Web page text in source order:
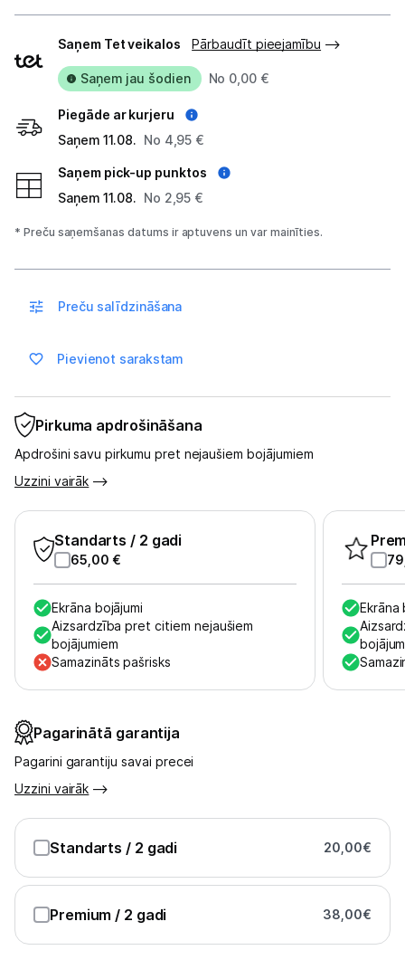
Bezvadu skaļruņi
Mikrofoni
Stacionārie datori un piederumi
Spēļu konsoles un piederumi
Projektori un ekrāni
Biroja piederumi
Telefoni, planšetdatori
Telefoni un aksesuāri
Planšetdatori un aksesuāri
Piederumi
Austiņas
Bezvadu skaļruņi
Viedierīces
Sadzīves tehnika
Sports un atpūta
Ražotāju atjaunota tehnika
veidi
Saņem Tet veikalos Pārbaudīt pieejamību
Saņem jau šodien No 0,00 €
Piegāde ar kurjeru
Saņem 11.08. No 4,95 €
Saņem pick-up punktos
Saņem 11.08. No 2,95 €
* Preču saņemšanas datums ir aptuvens un var mainīties.
Preču salīdzināšana
Pievienot sarakstam
Pirkuma apdrošināšana
Apdrošini savu pirkumu pret nejaušiem bojājumiem
Uzzini vairāk
Standarts / 2 gadi
65,00 €
Ekrāna bojājumi
Aizsardzība pret citiem nejaušiem
bojājumiem
Samazināts pašrisks
Ekrāna
Pagarinātā garantija
Pagarini garantiju savai precei
Uzzini vairāk
Standarts / 2 gadi 20,00€
Premium / 2 gadi 38,00€